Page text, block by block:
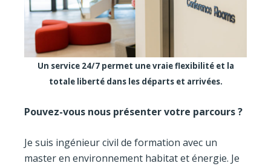
Un service 24/7 permet une vraie flexibilité et la
totale liberté dans les départs et arrivées.
Pouvez-vous nous présenter votre parcours ?
Je suis ingénieur civil de formation avec un
master en environnement habitat et énergie. Je